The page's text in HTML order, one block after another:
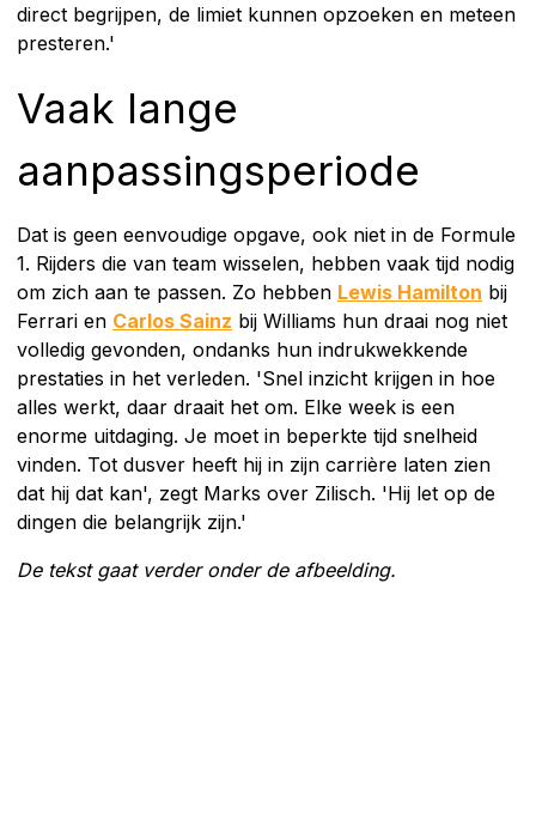
direct begrijpen, de limiet kunnen opzoeken en meteen
presteren.'
Vaak lange
aanpassingsperiode
Dat is geen eenvoudige opgave, ook niet in de Formule
1. Rijders die van team wisselen, hebben vaak tijd nodig
om zich aan te passen. Zo hebben Lewis Hamilton bij
Ferrari en Carlos Sainz bij Williams hun draai nog niet
volledig gevonden, ondanks hun indrukwekkende
prestaties in het verleden. 'Snel inzicht krijgen in hoe
alles werkt, daar draait het om. Elke week is een
enorme uitdaging. Je moet in beperkte tijd snelheid
vinden. Tot dusver heeft hij in zijn carrière laten zien
dat hij dat kan', zegt Marks over Zilisch. 'Hij let op de
dingen die belangrijk zijn.'
De tekst gaat verder onder de afbeelding.